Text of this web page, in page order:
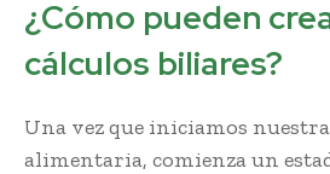
¿Cómo pueden
cálculos biliares?
Una vez que iniciamos
alimentaria, comienza un